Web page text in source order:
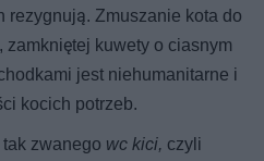
rezygnują. Zmuszanie kota do
kuwety o ciasnym
jest niehumanitarne i
kocich potrzeb.
zwanego wc kici, czyli